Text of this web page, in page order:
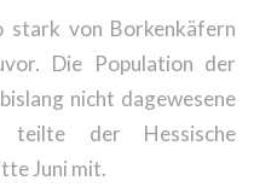
stark von Borkenkäfern
Die Population der
nicht dagewesene
teilte der Hessische
Juni mit.